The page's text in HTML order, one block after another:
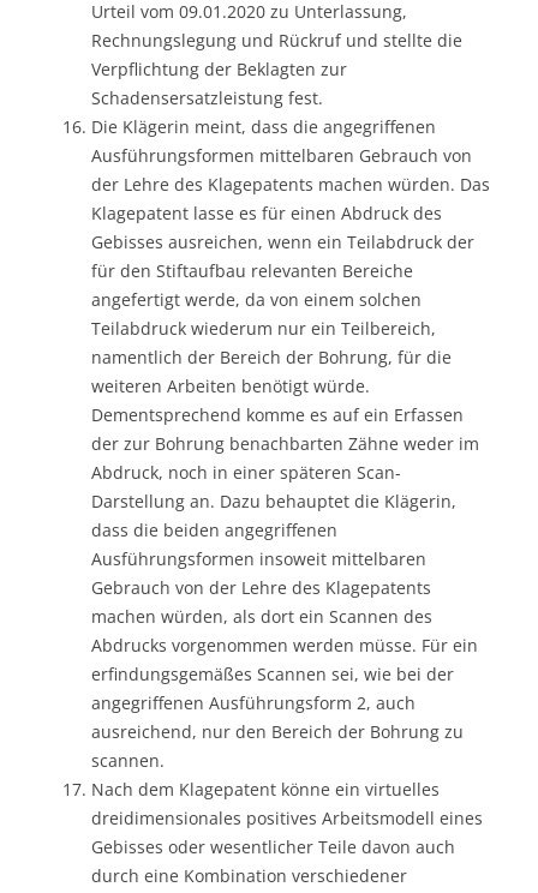
Urteil vom 09.01.2020 zu Unterlassung,
Rechnungslegung und Rückruf und stellte die
Verpflichtung der Beklagten zur
Schadensersatzleistung fest.
Die Klägerin meint, dass die angegriffenen
Ausführungsformen mittelbaren Gebrauch von
der Lehre des Klagepatents machen würden. Das
Klagepatent lasse es für einen Abdruck des
Gebisses ausreichen, wenn ein Teilabdruck der
für den Stiftaufbau relevanten Bereiche
angefertigt werde, da von einem solchen
Teilabdruck wiederum nur ein Teilbereich,
namentlich der Bereich der Bohrung, für die
weiteren Arbeiten benötigt würde.
Dementsprechend komme es auf ein Erfassen
der zur Bohrung benachbarten Zähne weder im
Abdruck, noch in einer späteren Scan-
Darstellung an. Dazu behauptet die Klägerin,
dass die beiden angegriffenen
Ausführungsformen insoweit mittelbaren
Gebrauch von der Lehre des Klagepatents
machen würden, als dort ein Scannen des
Abdrucks vorgenommen werden müsse. Für ein
erfindungsgemäßes Scannen sei, wie bei der
angegriffenen Ausführungsform 2, auch
ausreichend, nur den Bereich der Bohrung zu
scannen.
Nach dem Klagepatent könne ein virtuelles
dreidimensionales positives Arbeitsmodell eines
Gebisses oder wesentlicher Teile davon auch
durch eine Kombination verschiedener